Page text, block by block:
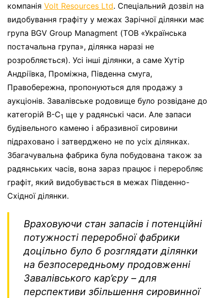
компанія Volt Resources Ltd. Спеціальний дозвіл на
видобування графіту у межах Зарічної ділянки має
група BGV Group Managment (ТОВ «Українська
постачальна група», ділянка наразі не
розробляється). Усі інші ділянки, а саме Хутір
Андріївка, Проміжна, Південна смуга,
Правобережна, пропонуються для продажу з
аукціонів. Завалівське родовище було розвідане до
категорій B-C1 ще у радянські часи. Але запаси
будівельного каменю і абразивної сировини
підраховано і затверджено не по усіх ділянках.
Збагачувальна фабрика була побудована також за
радянських часів, вона зараз працює і переробляє
графіт, який видобувається в межах Південно-
Східної ділянки.
Враховуючи стан запасів і потенційні
потужності переробної фабрики
доцільно було б розглядати ділянки
на безпосередньому продовженні
Завалівського кар’єру – для
перспективи збільшення сировинної